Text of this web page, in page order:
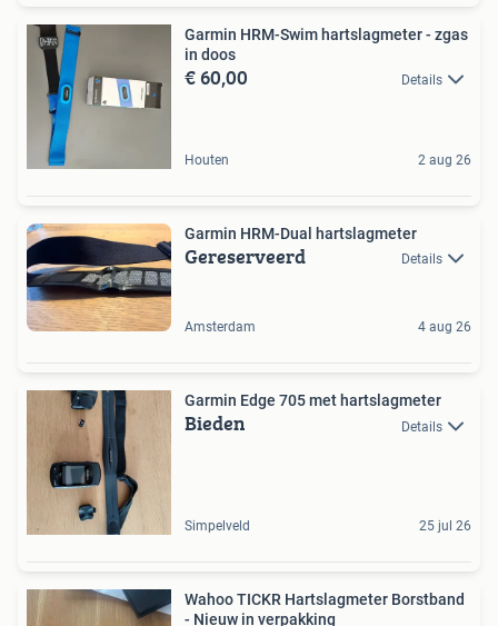
Garmin HRM-Swim hartslagmeter - zgas
in doos
€ 60,00 Details
Houten 2 aug 26
Garmin HRM-Dual hartslagmeter
Gereserveerd Details
Amsterdam 4 aug 26
Garmin Edge 705 met hartslagmeter
Bieden Details
Simpelveld 25 jul 26
Wahoo TICKR Hartslagmeter Borstband
- Nieuw in verpakking